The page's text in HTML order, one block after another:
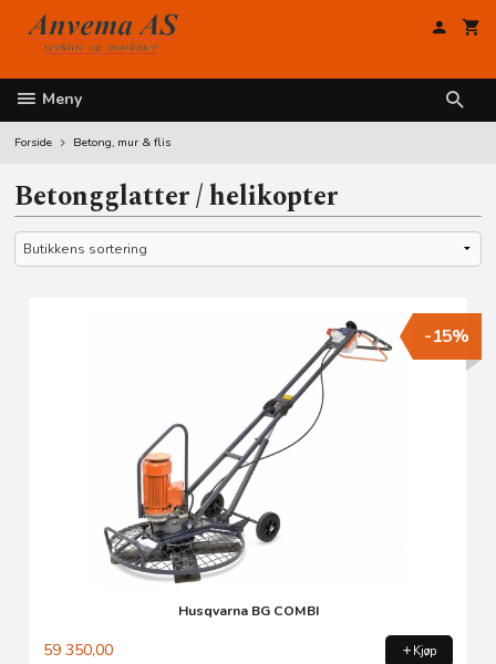
innholdet
Meny
Forside Betong, mur & flis
Betongglatter / helikopter
Husqvarna BG COMBI
59 350,00
-15%
Kjøp